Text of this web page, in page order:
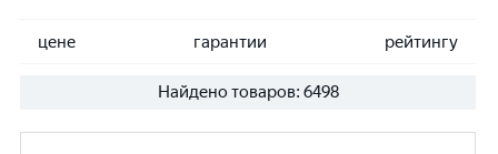
цене гарантии рейтингу
Найдено товаров: 6498